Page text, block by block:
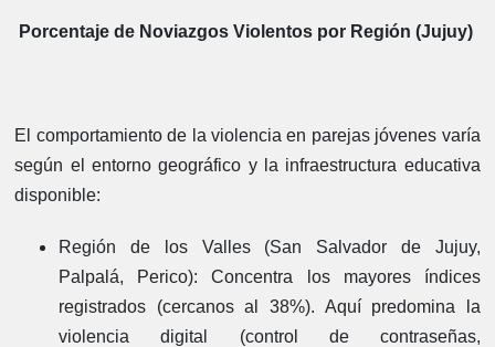
Porcentaje de Noviazgos Violentos por Región (Jujuy)
El comportamiento de la violencia en parejas jóvenes varía
según el entorno geográfico y la infraestructura educativa
disponible:
Región de los Valles (San Salvador de Jujuy,
Palpalá, Perico): Concentra los mayores índices
registrados (cercanos al 38%). Aquí predomina la
violencia digital (control de contraseñas,